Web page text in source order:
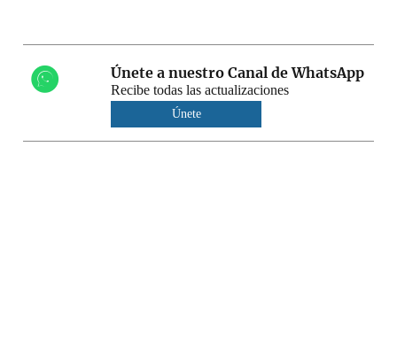
Únete a nuestro Canal de WhatsApp
Recibe todas las actualizaciones
Únete